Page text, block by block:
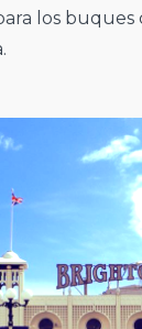
los